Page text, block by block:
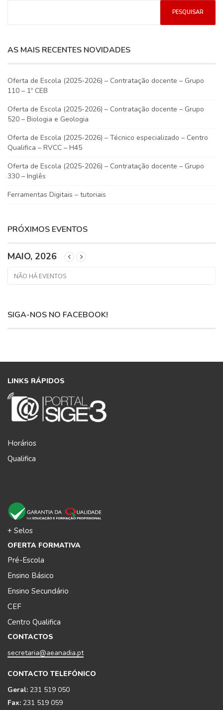
AS MAIS RECENTES NOVIDADES
Oferta de Escola (2025-2026) – Contratação docente – Grupo
110 – 1º CEB
Oferta de Escola (2025-2026) – Contratação docente – Grupo
520 – Biologia e Geologia
Oferta de Escola (2025-2026) – Técnico especializado – Centro
Qualifica – RVCC – H45
Oferta de Escola (2025-2026) – Contratação docente – Grupo
330 – Inglês
Ferramentas Digitais – tutoriais
PRÓXIMOS EVENTOS
MAIO, 2026
NÃO HÁ EVENTOS
SIGA-NOS NO FACEBOOK!
LINKS RÁPIDOS
Horários
Qualifica
+ Selos
OFERTA FORMATIVA
Pré-Escola
Ensino Básico
Ensino Secundário
CEF
Centro Qualifica
CONTACTOS
secretaria@aeanadia.pt
CONTACTO TELEFÓNICO
Geral: 231 519 050
Fax: 231 519 059